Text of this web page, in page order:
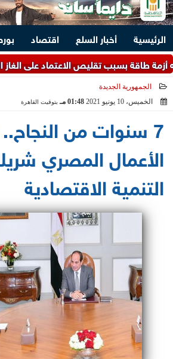
الرئيسية أخبار السلع اقتصاد
تقليص الاعتماد على الغاز الروسي
الجمهورية الجديدة
الخميس، 10 يونيو 2021
01:48 مـ بتوقيت القاهرة
7 سنوات من
الأعمال المصري
التنمية الاقتصادية